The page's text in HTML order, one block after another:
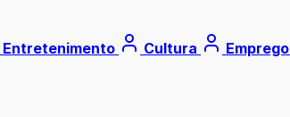
Entretenimento Cultura Emprego